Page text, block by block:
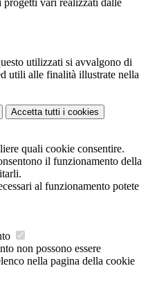
progetti vari realizzati dalle
utilizzati si avvalgono di
utili alle finalità illustrate nella
Accetta tutti i cookies
quali cookie consentire.
il funzionamento della
al funzionamento potete
non possono essere
nella pagina della cookie